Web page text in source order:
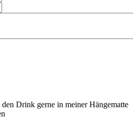
Drink gerne in meiner Hängematte